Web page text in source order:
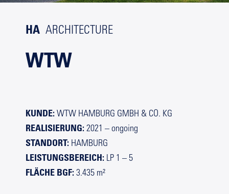
HA ARCHITECTURE
WTW
KUNDE: WTW HAMBURG GMBH & CO. KG
REALISIERUNG: 2021 – ongoing
STANDORT: HAMBURG
LEISTUNGSBEREICH: LP 1 – 5
FLÄCHE BGF: 3.435 m²